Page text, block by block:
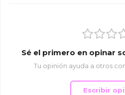
Sé el primero en opinar
Tu opinión ayuda a otros
Escribir